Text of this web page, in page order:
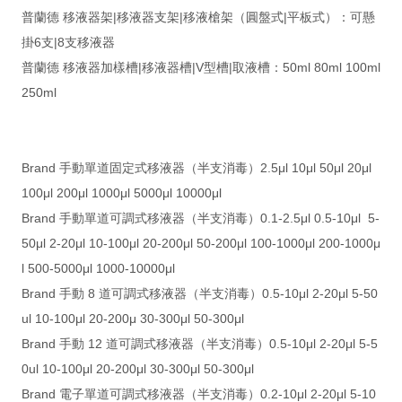
普蘭德 移液器架|移液器支架|移液槍架（圓盤式|平板式）：可懸
掛6支|8支移液器
普蘭德 移液器加樣槽|移液器槽|V型槽|取液槽：50ml 80ml 100ml
250ml
Brand 手動單道固定式移液器（半支消毒）2.5μl 10μl 50μl 20μl
100μl 200μl 1000μl 5000μl 10000μl
Brand 手動單道可調式移液器（半支消毒）0.1-2.5μl 0.5-10μl 5-
50μl 2-20μl 10-100μl 20-200μl 50-200μl 100-1000μl 200-1000μ
l 500-5000μl 1000-10000μl
Brand 手動 8 道可調式移液器（半支消毒）0.5-10μl 2-20μl 5-50
ul 10-100μl 20-200μ 30-300μl 50-300μl
Brand 手動 12 道可調式移液器（半支消毒）0.5-10μl 2-20μl 5-5
0ul 10-100μl 20-200μl 30-300μl 50-300μl
Brand 電子單道可調式移液器（半支消毒）0.2-10μl 2-20μl 5-10